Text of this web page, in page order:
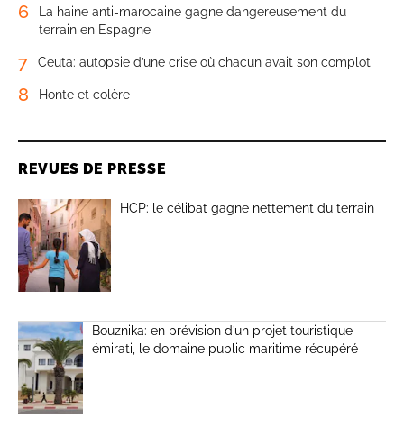
6
La haine anti-marocaine gagne dangereusement du
terrain en Espagne
7 Ceuta: autopsie d’une crise où chacun avait son complot
8 Honte et colère
REVUES DE PRESSE
HCP: le célibat gagne nettement du terrain
Bouznika: en prévision d’un projet touristique
émirati, le domaine public maritime récupéré